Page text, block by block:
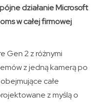
działanie Microsoft
w całej firmowej
Gen 2 z różnymi
z jedną kamerą po
całe
z myślą o